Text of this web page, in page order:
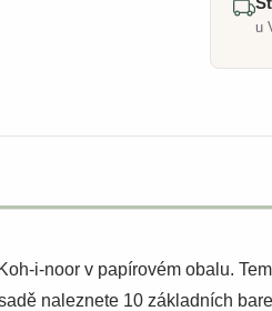
u
i-noor v papírovém obalu.
naleznete 10 základních